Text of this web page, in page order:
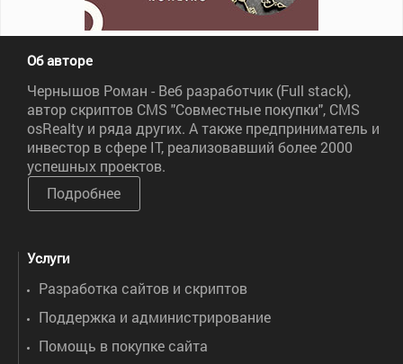
Об авторе
Чернышов Роман - Веб разработчик (Full stack),
автор скриптов CMS "Совместные покупки", CMS
osRealty и ряда других. А также предприниматель и
инвестор в сфере IT, реализовавший более 2000
успешных проектов.
Подробнее
Услуги
Разработка сайтов и скриптов
Поддержка и администрирование
Помощь в покупке сайта